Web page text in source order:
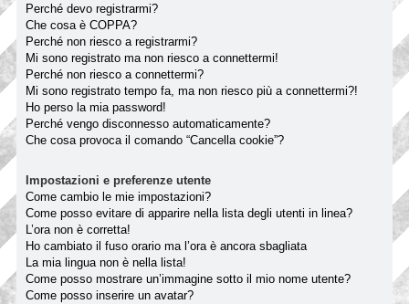
Perché devo registrarmi?
Che cosa è COPPA?
Perché non riesco a registrarmi?
Mi sono registrato ma non riesco a connettermi!
Perché non riesco a connettermi?
Mi sono registrato tempo fa, ma non riesco più a connettermi?!
Ho perso la mia password!
Perché vengo disconnesso automaticamente?
Che cosa provoca il comando “Cancella cookie”?
Impostazioni e preferenze utente
Come cambio le mie impostazioni?
Come posso evitare di apparire nella lista degli utenti in linea?
L’ora non è corretta!
Ho cambiato il fuso orario ma l’ora è ancora sbagliata
La mia lingua non è nella lista!
Come posso mostrare un’immagine sotto il mio nome utente?
Come posso inserire un avatar?